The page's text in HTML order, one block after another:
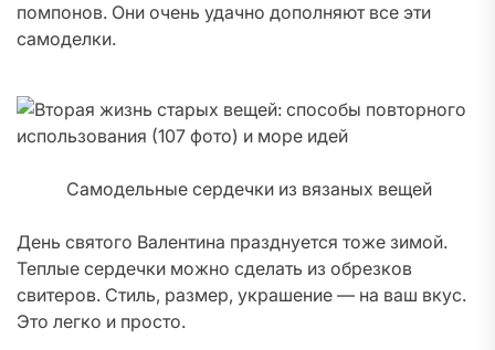
помпонов. Они очень удачно дополняют все эти
самоделки.
Самодельные сердечки из вязаных вещей
День святого Валентина празднуется тоже зимой.
Теплые сердечки можно сделать из обрезков
свитеров. Стиль, размер, украшение — на ваш вкус.
Это легко и просто.